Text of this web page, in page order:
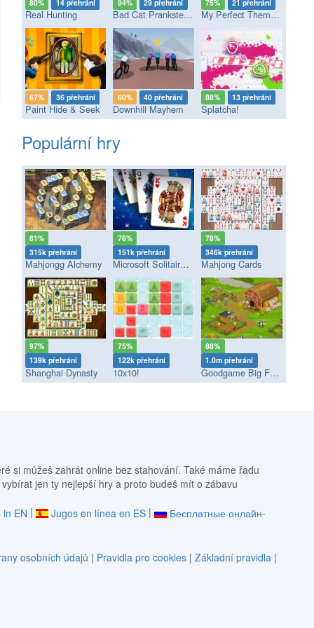
80% 14 přehrání
Real Hunting
94% 29 přehrání
Bad Cat Prankster - Mom’s Return
75% 21 přehrání
My Perfect Theme Park
67% 36 přehrání
Paint Hide & Seek
60% 40 přehrání
Downhill Mayhem
88% 13 přehrání
Splatcha!
Populární hry
81%
315k přehrání
Mahjongg Alchemy
76%
151k přehrání
Microsoft Solitaire Collection
78%
346k přehrání
Mahjong Cards
97%
139k přehrání
Shanghai Dynasty
75%
122k přehrání
10x10!
88%
1.0m přehrání
Goodgame Big Farm
si můžeš zahrát online bez stahování. Také máme řadu
jen ty nejlepší hry a proto budeš mít o zábavu
EN | Jugos en línea en ES |
Бесплатные онлайн-
osobních údajů | Pravidla pro cookies| Základní pravidla |